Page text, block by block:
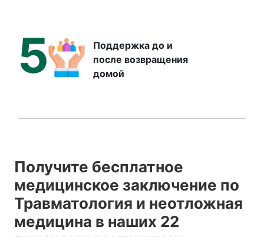
5
Поддержка до и
после возвращения
домой
Получите бесплатное
медицинское заключение по
Травматология и неотложная
медицина в наших 22